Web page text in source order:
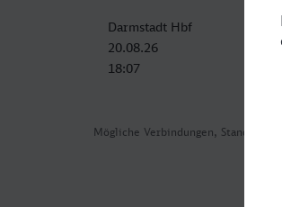
Mögliche Verbindungen, Stand:
Darmstadt Hbf
20.08.26
18:07